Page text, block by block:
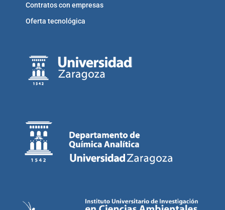
Contratos con empresas
Oferta tecnológica